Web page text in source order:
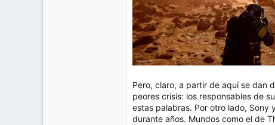
Pero, claro, a partir de aquí se dan
peores crisis: los responsables de
estas palabras. Por otro lado, Sony
durante años. Mundos como el de